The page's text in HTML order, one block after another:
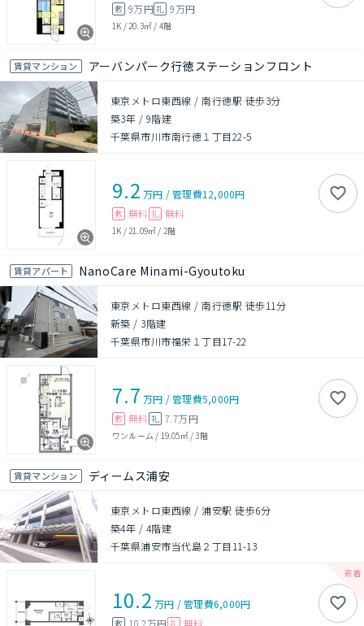
敷 9万円礼 9万円
1K / 20.3㎡ / 4階
賃貸マンション アーバンパーク行徳ステーションフロント
東京メトロ東西線 / 南行徳駅 徒歩3分
築3年 / 9階建
千葉県市川市南行徳１丁目22-5
9.2 万円 /管理費12,000円
敷 無料 礼 無料
1K / 21.09㎡ / 2階
賃貸アパート NanoCare Minami-Gyoutoku
東京メトロ東西線 / 南行徳駅 徒歩11分
新築 / 3階建
千葉県市川市福栄１丁目17-22
7.7 万円 /管理費5,000円
敷 無料 礼 7.7万円
ワンルーム / 19.05㎡/3階
賃貸マンション ディームス浦安
東京メトロ東西線 / 浦安駅 徒歩6分
築4年 / 4階建
千葉県浦安市当代島２丁目11-13
10.2 万円 /管理費6,000円
敷 10.2万円 礼 無料